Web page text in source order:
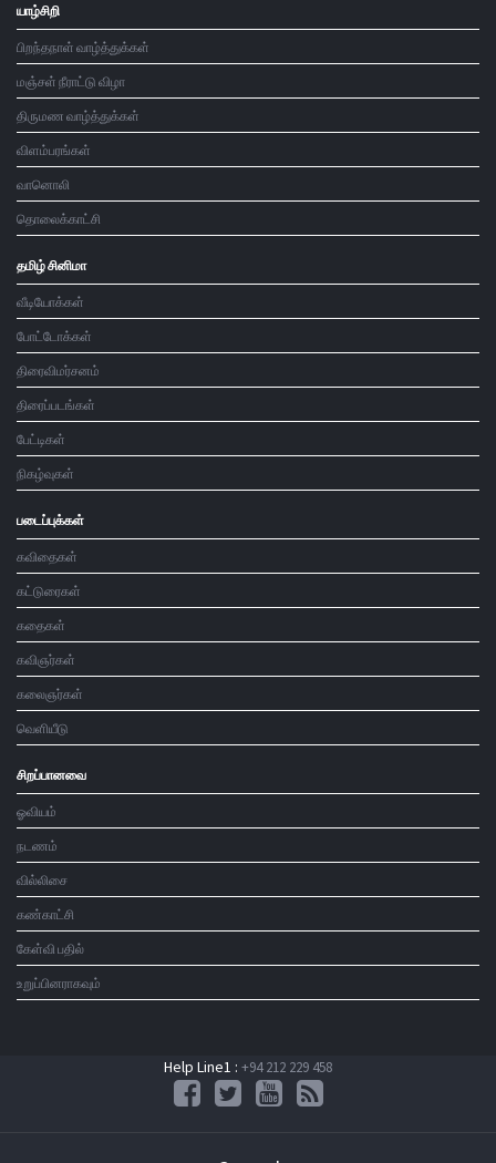
யாழ்சிறி
பிறந்தநாள் வாழ்த்துக்கள்
மஞ்சள் நீராட்டு விழா
திருமண வாழ்த்துக்கள்
விளம்பரங்கள்
வானொலி
தொலைக்காட்சி
தமிழ் சினிமா
வீடியோக்கள்
போட்டோக்கள்
திரைவிமர்சனம்
திரைப்படங்கள்
பேட்டிகள்
நிகழ்வுகள்
படைப்புக்கள்
கவிதைகள்
கட்டுரைகள்
கதைகள்
கவிஞர்கள்
கலைஞர்கள்
வெளியீடு
சிறப்பானவை
ஓவியம்
நடணம்
வில்லிசை
கண்காட்சி
கேள்வி பதில்
உறுப்பினராகவும்
Help Line1 : +94 212 229 458